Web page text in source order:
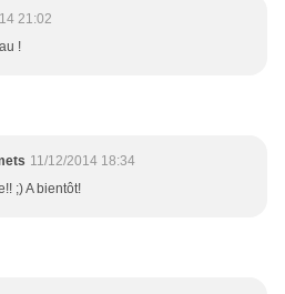
21:02
!
11/12/2014 18:34
;) A bientôt!